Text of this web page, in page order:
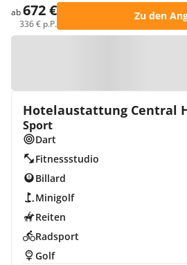
ab672 €
336 € p.P.
Zu den
Hotelaustattung Central
Sport
Dart
Fitnessstudio
Billard
Minigolf
Reiten
Radsport
Golf